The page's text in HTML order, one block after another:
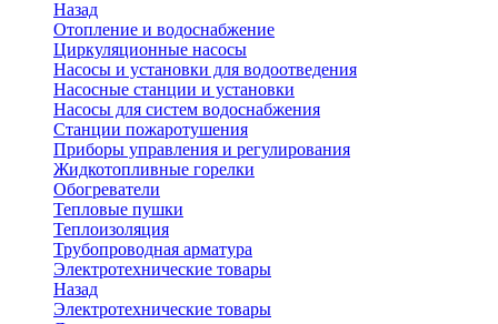
Назад
Отопление и водоснабжение
Циркуляционные насосы
Насосы и установки для водоотведения
Насосные станции и установки
Насосы для систем водоснабжения
Станции пожаротушения
Приборы управления и регулирования
Жидкотопливные горелки
Обогреватели
Тепловые пушки
Теплоизоляция
Трубопроводная арматура
Электротехнические товары
Назад
Электротехнические товары